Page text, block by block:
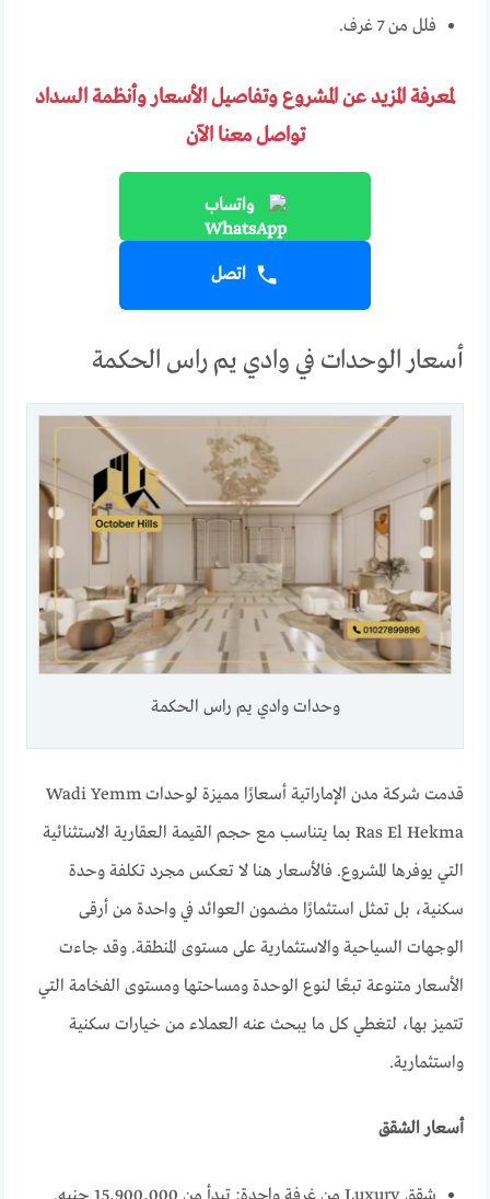
فلل من 7 غرف.
لمعرفة المزيد عن المشروع وتفاصيل الأسعار وأنظمة السداد
تواصل معنا الآن
واتساب
اتصل
أسعار الوحدات في وادي يم راس الحكمة
وحدات وادي يم راس الحكمة
قدمت شركة مدن الإماراتية أسعارًا مميزة لوحدات Wadi Yemm
Ras El Hekma بما يتناسب مع حجم القيمة العقارية الاستثنائية
التي يوفرها المشروع. فالأسعار هنا لا تعكس مجرد تكلفة وحدة
سكنية، بل تمثل استثمارًا مضمون العوائد في واحدة من أرقى
الوجهات السياحية والاستثمارية على مستوى المنطقة. وقد جاءت
الأسعار متنوعة تبعًا لنوع الوحدة ومساحتها ومستوى الفخامة التي
تتميز بها، لتغطي كل ما يبحث عنه العملاء من خيارات سكنية
واستثمارية.
أسعار الشقق